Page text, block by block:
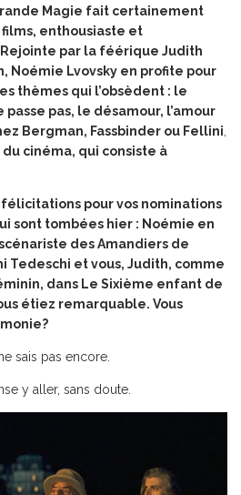
Magie fait certainement
enthousiaste et
par la féérique Judith
Noémie Lvovsky en profite pour
thèmes qui l’obsèdent : le
pas, le désamour, l’amour
Bergman, Fassbinder ou Fellini,
cinéma, qui consiste à
félicitations pour vos nominations
sont tombées hier : Noémie en
desAmandiersde
Tedeschi et vous, Judith, comme
dans Le Sixième enfant de
étiez remarquable. Vous
sais pas encore.
y aller, sans doute.